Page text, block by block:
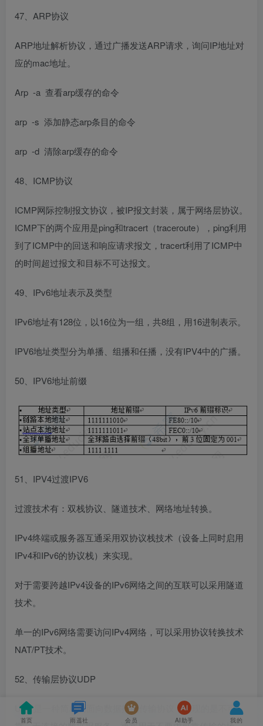
47、ARP协议
ARP地址解析协议，通过广播发送ARP请求，询问IP地址对
应的mac地址。
Arp -a 查看arp缓存的命令
arp -s 添加静态arp条目的命令
arp -d 清除arp缓存的命令
48、ICMP协议
ICMP网际控制报文协议，被IP报文封装，属于网络层协议。
ICMP下的两个应用是ping和tracert（traceroute），ping利用
到了ICMP中的回送和响应请求报文，tracert利用了ICMP中
的时间超过报文和目标不可达报文。
49、IPv6地址表示及类型
IPv6地址有128位，以16位为一组，共8组，用16进制表示。
IPV6地址类型分为单播、组播和任播，没有IPV4中的广播。
50、IPV6地址前缀
51、IPV4过渡IPV6
过渡技术有：双栈协议、隧道技术、网络地址转换。
IPv4终端或服务器互通采用双协议栈技术（设备上同时启用
IPv4和IPv6的协议栈）来实现。
对于需要跨越IPv4设备的IPv6网络之间的互联可以采用隧道
技术。
单一的IPv6网络需要访问IPv4网络，可以采用协议转换技术
NAT/PT技术。
52、传输层协议UDP
UDP是一种简单的面向数据报的传输协议，实现的是不可
首页 雨遥社 会员 AI助手 我的